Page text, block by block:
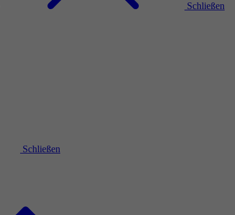
Schließen
Schließen